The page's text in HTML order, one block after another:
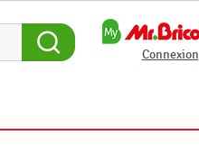
Connexion